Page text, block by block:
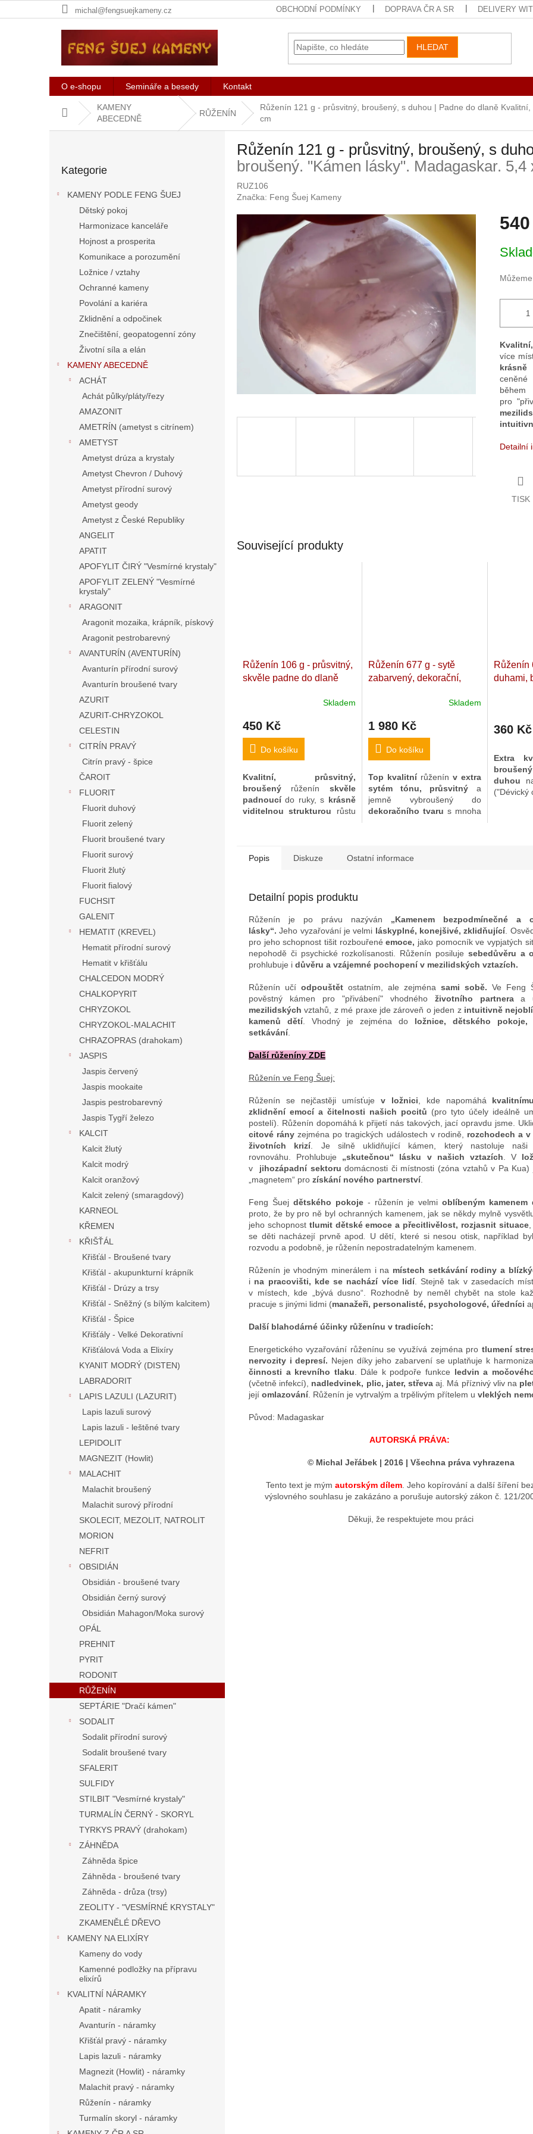
na
michal@fengsuejkameny.cz OBCHODNÍ PODMÍNKY DOPRAVA ČR A SR DELIVERY
HLEDAT
O e-shopu Semináře a besedy Kontakt
Domů
KAMENY
ABECEDNĚ
RŮŽENÍN
Růženín 121 g - průsvitný, broušený, s duhou | Padne do dlaně
cm
kategorie
Kategorie
KAMENY PODLE FENG ŠUEJ
Dětský pokoj
Harmonizace kanceláře
Hojnost a prosperita
Komunikace a porozumění
Ložnice / vztahy
Ochranné kameny
Povolání a kariéra
Zklidnění a odpočinek
Znečištění, geopatogenní zóny
Životní síla a elán
KAMENY ABECEDNĚ
ACHÁT
Achát půlky/pláty/řezy
AMAZONIT
AMETRÍN (ametyst s citrínem)
AMETYST
Ametyst drúza a krystaly
Ametyst Chevron / Duhový
Ametyst přírodní surový
Ametyst geody
Ametyst z České Republiky
ANGELIT
APATIT
APOFYLIT ČIRÝ "Vesmírné krystaly"
APOFYLIT ZELENÝ "Vesmírné
krystaly"
ARAGONIT
Aragonit mozaika, krápník, pískový
Aragonit pestrobarevný
AVANTURÍN (AVENTURÍN)
Avanturín přírodní surový
Avanturín broušené tvary
AZURIT
AZURIT-CHRYZOKOL
CELESTIN
CITRÍN PRAVÝ
Citrín pravý - špice
ČAROIT
FLUORIT
Fluorit duhový
Fluorit zelený
Fluorit broušené tvary
Fluorit surový
Fluorit žlutý
Fluorit fialový
FUCHSIT
GALENIT
HEMATIT (KREVEL)
Hematit přírodní surový
Hematit v křišťálu
CHALCEDON MODRÝ
CHALKOPYRIT
CHRYZOKOL
CHRYZOKOL-MALACHIT
CHRAZOPRAS (drahokam)
JASPIS
Jaspis červený
Jaspis mookaite
Jaspis pestrobarevný
Jaspis Tygří železo
KALCIT
Kalcit žlutý
Kalcit modrý
Kalcit oranžový
Kalcit zelený (smaragdový)
KARNEOL
KŘEMEN
KŘIŠŤÁL
Křišťál - Broušené tvary
Křišťál - akupunkturní krápník
Křišťál - Drúzy a trsy
Křišťál - Sněžný (s bílým kalcitem)
Křišťál - Špice
Křišťály - Velké Dekorativní
Křišťálová Voda a Elixíry
KYANIT MODRÝ (DISTEN)
LABRADORIT
LAPIS LAZULI (LAZURIT)
Lapis lazuli surový
Lapis lazuli - leštěné tvary
LEPIDOLIT
MAGNEZIT (Howlit)
MALACHIT
Malachit broušený
Malachit surový přírodní
SKOLECIT, MEZOLIT, NATROLIT
MORION
NEFRIT
OBSIDIÁN
Obsidián - broušené tvary
Obsidián černý surový
Obsidián Mahagon/Moka surový
OPÁL
PREHNIT
PYRIT
RODONIT
RŮŽENÍN
SEPTÁRIE "Dračí kámen"
SODALIT
Sodalit přírodní surový
Sodalit broušené tvary
SFALERIT
SULFIDY
STILBIT "Vesmírné krystaly"
TURMALÍN ČERNÝ - SKORYL
TYRKYS PRAVÝ (drahokam)
ZÁHNĚDA
Záhněda špice
Záhněda - broušené tvary
Záhněda - drůza (trsy)
ZEOLITY - "VESMÍRNÉ KRYSTALY"
ZKAMENĚLÉ DŘEVO
KAMENY NA ELIXÍRY
Kameny do vody
Kamenné podložky na přípravu
elixírů
KVALITNÍ NÁRAMKY
Apatit - náramky
Avanturín - náramky
Křišťál pravý - náramky
Lapis lazuli - náramky
Magnezit (Howlit) - náramky
Malachit pravý - náramky
Růženín - náramky
Turmalín skoryl - náramky
Růženín 121 g - průsvitný, broušený, s
broušený. "Kámen lásky". Madagaskar. 5,4
RUZ106
Značka: Feng Šuej Kameny
cena:
více
ceněné
pro
Detailní
TISK
Související produkty
Růženín 106 g - průsvitný,
skvěle padne do dlaně
3,1 cm
Skladem
450 Kč
Do košíku
Kvalitní, průsvitný,
broušený růženín skvěle
padnoucído ruky, s krásně
viditelnou strukturou růstu
odstínem během dne. Ve
pro "přivábení" vhodného
životního partneraa
vztahů, z mé praxe jde
zároveň o jeden zintuitivně
nejoblíbenějších kamenů
dětí.
Růženín 677 g - sytě
zabarvený, dekorační,
"Kámen lásky" s rovnou
11,4 x 8,9 x 5,3 cm
Skladem
1 980 Kč
Do košíku
Top kvalitnírůženín v extra
sytém tónu, průsvitný a
jemně vybroušený do
dekoračního tvaru s mnoha
(nejedná se o běžný
ploše.
Růženín
duhami,
lásky".
360 Kč
Extra
broušený
duhou
("Dévický
vztahů,
zároveň
dětí.
Popis Diskuze Ostatní informace
Detailní popis produktu
Růženín je po právu nazýván „Kamenem bezpodmínečné a
lásky“. Jeho vyzařování je velmi láskyplné, konejšivé, zklidňující.
pro jeho schopnost tišit rozbouřenéemoce, jako pomocník ve vypjatých
nepohodě či psychické rozkolísanosti. Růženín posiluje sebedůvěru a
prohlubuje i důvěru a vzájemné pochopení v mezilidských vztazích.
Růženín učíodpouštět ostatním, ale zejména sami sobě.Ve Feng
pověstný kámen pro "přivábení" vhodnéhoživotního partneraa
mezilidských vztahů, z mé praxe jde zároveň o jeden z intuitivně
kamenů dětí. Vhodný je zejména do ložnice, dětského pokoje,
setkávání.
Další růženíny ZDE
Růženín ve Feng Šuej:
Růženín se nejčastěji umísťuje v ložnici, kde napomáhá
zklidnění emocí a čitelnosti našich pocitů (pro tyto účely ideálně
postelí). Růženín dopomáhá k přijetí nás takových, jací opravdu jsme.
citové rány zejména po tragických událostech v rodině, rozchodech a
životních krizí. Je silně uklidňující kámen, který nastoluje naši
rovnováhu. Prohlubuje „skutečnou“ lásku v našich vztazích. V
v jihozápadní sektoru domácnosti či místnosti (zóna vztahů v Pa Kua)
„magnetem“ pro získání nového partnerství.
Feng Šuejdětského pokoje - růženín je velmioblíbeným kamenem
proto, že by pro ně byl ochranných kamenem, jak se někdy mylně
jeho schopnost tlumit dětské emoce a přecitlivělost, rozjasnit situace,
se děti nacházejí prvně apod. U dětí, které si nesou otisk, například
rozvodu a podobně, je růženín nepostradatelným kamenem.
Růženín je vhodným minerálem i na místech setkávání rodiny a
i na pracovišti, kde se nachází více lidí. Stejně tak v zasedacích
v místech, kde „bývá dusno“. Rozhodně by neměl chybět na stole
pracuje s jinými lidmi (manažeři, personalisté, psychologové, úředníci
Další blahodárné účinky růženínu v tradicích:
Energetického vyzařování růženínu se využívá zejména pro tlumení
nervozity i depresí. Nejen díky jeho zabarvení se uplatňuje k
činnosti a krevního tlaku. Dále k podpoře funkce ledvin a
(včetně infekcí), nadledvinek, plic, jater, střevaaj. Má příznivý vliv na
její omlazování. Růženín je vytrvalým a trpělivým přítelem u vleklých
Původ: Madagaskar
AUTORSKÁ PRÁVA:
© Michal Jeřábek | 2016 | Všechna práva vyhrazena
Tento text je mým autorským dílem. Jeho kopírování a další šíření
výslovného souhlasu je zakázáno a porušuje autorský zákon č. 121/
Děkuji, že respektujete mou práci